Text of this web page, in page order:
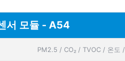
서 모듈 - A54
PM2.5 / CO₂ / TVOC / 온도